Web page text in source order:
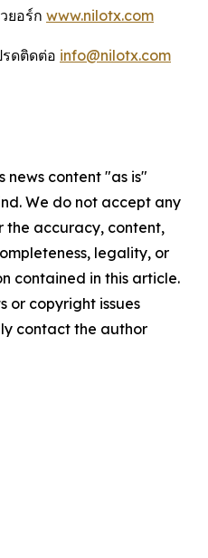
ยอร์ก www.nilotx.com
รดติดต่อ info@nilotx.com
news content "as is"
We do not accept any
the accuracy, content,
legality, or
contained in this article.
or copyright issues
contact the author